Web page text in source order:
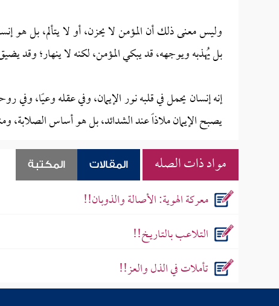
وليس معنى ذلك أن المؤمن لا يحزن، أو لا يتألم، بل هو
بل يُهذبه ويوجهه، قد يبكي المؤمن، لكنه لا ينهار؛ وقد
إنه إنسان يحمل في قلبه نور الإيمان، وفي عقله وعيًا، وفي
يصبح الإيمان ملاذاً عند الشدائد، بل هو أساس الصلابة،
مواد ذات الصله المقالات المكتبة
معركة الهوية: الأصالة والذوبان!!
التـلاعـب بالتـاريـخ!!
تأملات في الذل والعز!!